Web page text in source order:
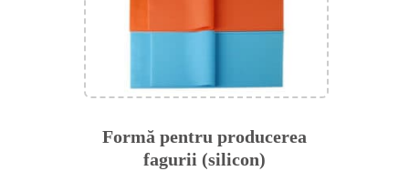
Formă pentru producerea
fagurii (silicon)